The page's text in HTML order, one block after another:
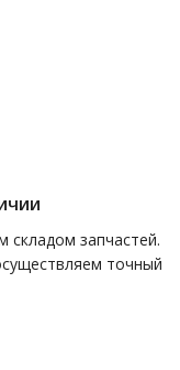
запчастей.
точный